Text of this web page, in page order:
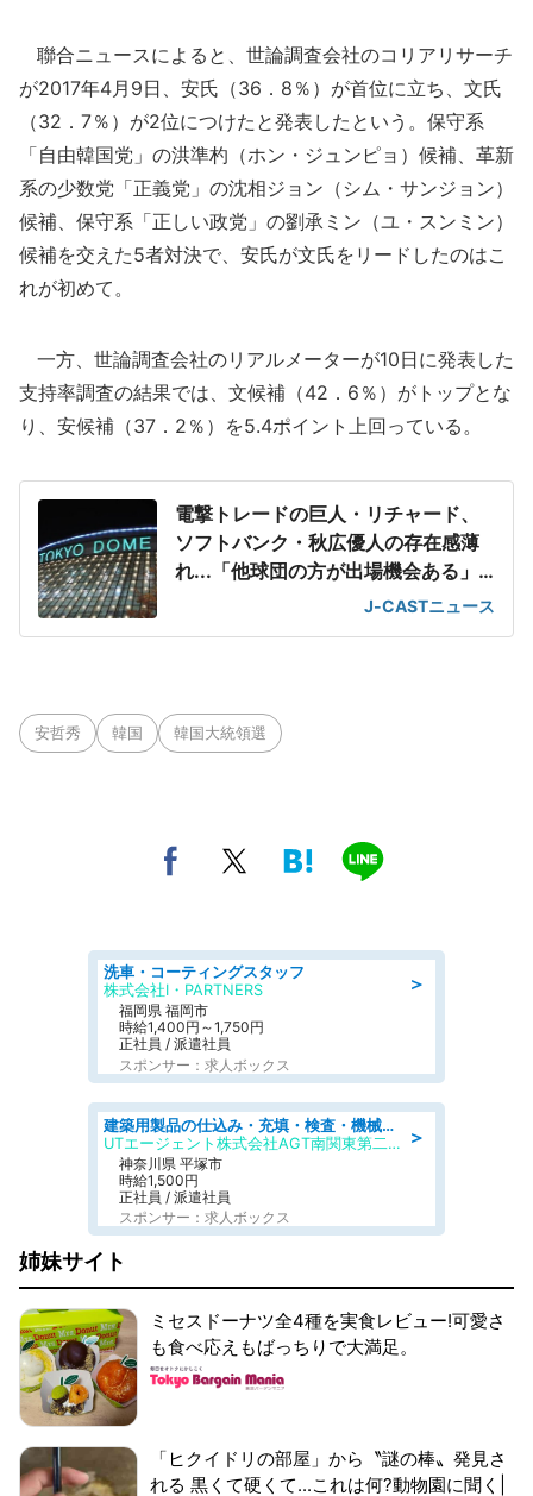
聯合ニュースによると、世論調査会社のコリアリサーチ
が2017年4月9日、安氏（36．8％）が首位に立ち、文氏
（32．7％）が2位につけたと発表したという。保守系
「自由韓国党」の洪準杓（ホン・ジュンピョ）候補、革新
系の少数党「正義党」の沈相ジョン（シム・サンジョン）
候補、保守系「正しい政党」の劉承ミン（ユ・スンミン）
候補を交えた5者対決で、安氏が文氏をリードしたのはこ
れが初めて。
一方、世論調査会社のリアルメーターが10日に発表した
支持率調査の結果では、文候補（42．6％）がトップとな
り、安候補（37．2％）を5.4ポイント上回っている。
電撃トレードの巨人・リチャード、
ソフトバンク・秋広優人の存在感薄
れ...「他球団の方が出場機会ある」
J-CASTニュース
安哲秀 韓国 韓国大統領選
＞
洗車・コーティングスタッフ
株式会社I・PARTNERS
福岡県 福岡市
時給1,400円～1,750円
正社員 / 派遣社員
スポンサー：求人ボックス
＞
建築用製品の仕込み・充填・検査・機械操作/寮完備/日払い/工場・製造
UTエージェント株式会社AGT南関東第二CU
神奈川県 平塚市
時給1,500円
正社員 / 派遣社員
スポンサー：求人ボックス
姉妹サイト
ミセスドーナツ全4種を実食レビュー!可愛さ
も食べ応えもばっちりで大満足。
「ヒクイドリの部屋」から〝謎の棒〟発見さ
れる 黒くて硬くて...これは何?動物園に聞く|